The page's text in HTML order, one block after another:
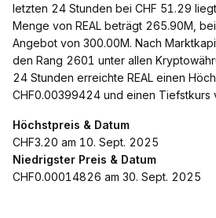
letzten 24 Stunden bei CHF 51.29
Menge von REAL beträgt 265.90M,
Angebot von 300.00M. Nach
den Rang 2601 unter allen
24 Stunden erreichte REAL einen
CHF0.00399424 und einen Tiefstkurs
Höchstpreis & Datum
CHF3.20 am 10. Sept. 2025
Niedrigster Preis & Datum
CHF0.00014826 am 30. Sept. 2025